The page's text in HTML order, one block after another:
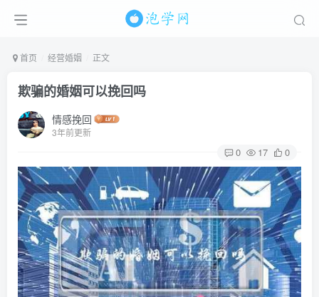
首页 经营婚姻 正文
欺骗的婚姻可以挽回吗
情感挽回
3年前更新
0 17 0